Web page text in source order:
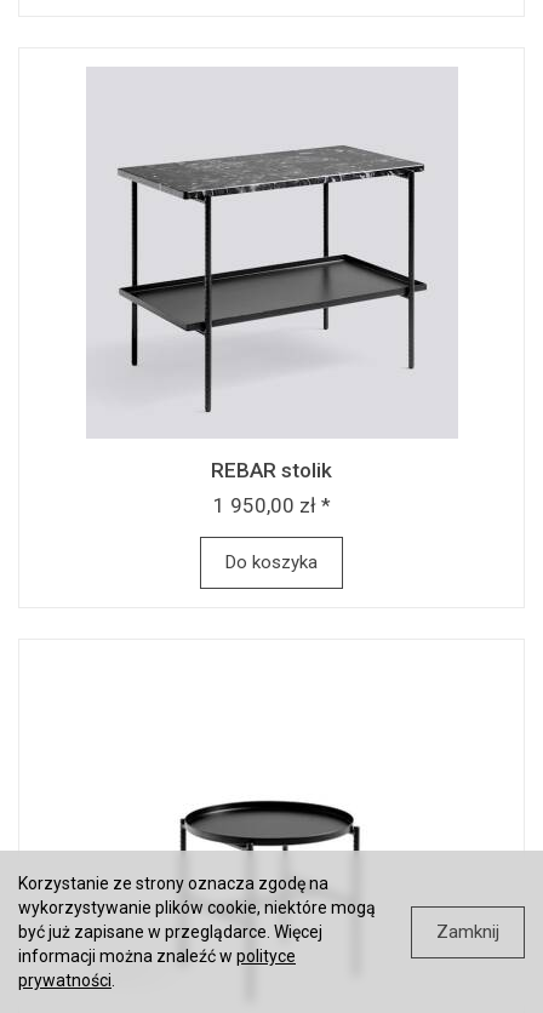
REBAR stolik
1 950,00 zł *
Do koszyka
Korzystanie ze strony oznacza zgodę na
wykorzystywanie plików cookie, niektóre mogą
być już zapisane w przeglądarce. Więcej
informacji można znaleźć w polityce
prywatności
Zamknij